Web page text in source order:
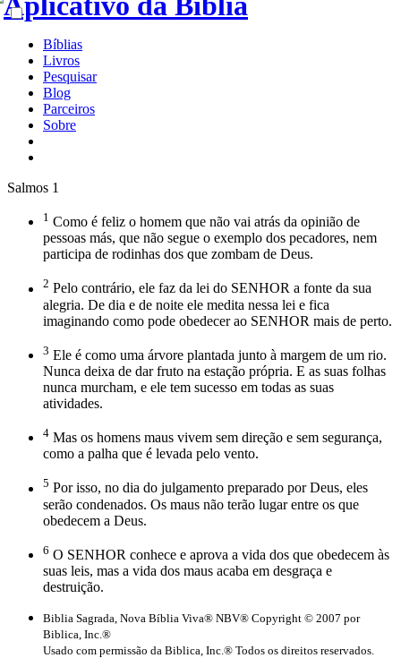
Bíblias
Livros
Pesquisar
Blog
Parceiros
Sobre
Salmos 1
1 Como é feliz o homem que não vai atrás da opinião de
pessoas más, que não segue o exemplo dos pecadores, nem
participa de rodinhas dos que zombam de Deus.
2 Pelo contrário, ele faz da lei do SENHOR a fonte da sua
alegria. De dia e de noite ele medita nessa lei e fica
imaginando como pode obedecer ao SENHOR mais de perto.
3 Ele é como uma árvore plantada junto à margem de um rio.
Nunca deixa de dar fruto na estação própria. E as suas folhas
nunca murcham, e ele tem sucesso em todas as suas
atividades.
4 Mas os homens maus vivem sem direção e sem segurança,
como a palha que é levada pelo vento.
5 Por isso, no dia do julgamento preparado por Deus, eles
serão condenados. Os maus não terão lugar entre os que
obedecem a Deus.
6 O SENHOR conhece e aprova a vida dos que obedecem às
suas leis, mas a vida dos maus acaba em desgraça e
destruição.
Biblia Sagrada, Nova Bíblia Viva® NBV® Copyright © 2007 por
Biblica, Inc.®
Usado com permissão da Biblica, Inc.® Todos os direitos reservados.